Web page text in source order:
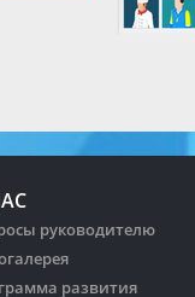
руководителю
развития